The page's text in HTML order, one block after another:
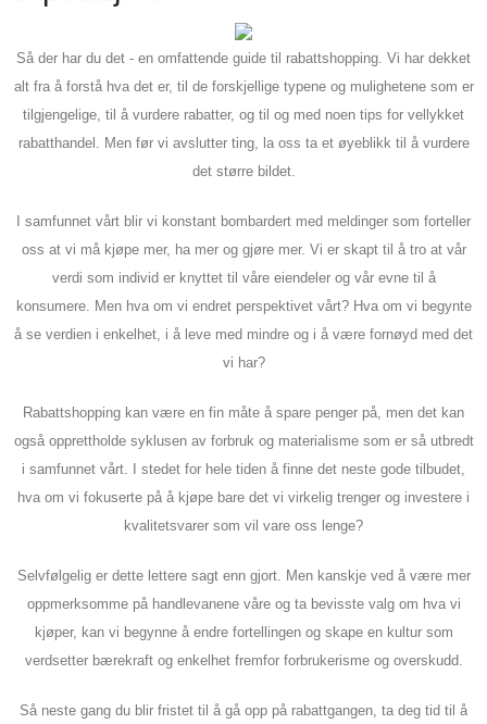
Så der har du det - en omfattende guide til rabattshopping. Vi har dekket
alt fra å forstå hva det er, til de forskjellige typene og mulighetene som er
tilgjengelige, til å vurdere rabatter, og til og med noen tips for vellykket
rabatthandel. Men før vi avslutter ting, la oss ta et øyeblikk til å vurdere
det større bildet.
I samfunnet vårt blir vi konstant bombardert med meldinger som forteller
oss at vi må kjøpe mer, ha mer og gjøre mer. Vi er skapt til å tro at vår
verdi som individ er knyttet til våre eiendeler og vår evne til å
konsumere. Men hva om vi endret perspektivet vårt? Hva om vi begynte
å se verdien i enkelhet, i å leve med mindre og i å være fornøyd med det
vi har?
Rabattshopping kan være en fin måte å spare penger på, men det kan
også opprettholde syklusen av forbruk og materialisme som er så utbredt
i samfunnet vårt. I stedet for hele tiden å finne det neste gode tilbudet,
hva om vi fokuserte på å kjøpe bare det vi virkelig trenger og investere i
kvalitetsvarer som vil vare oss lenge?
Selvfølgelig er dette lettere sagt enn gjort. Men kanskje ved å være mer
oppmerksomme på handlevanene våre og ta bevisste valg om hva vi
kjøper, kan vi begynne å endre fortellingen og skape en kultur som
verdsetter bærekraft og enkelhet fremfor forbrukerisme og overskudd.
Så neste gang du blir fristet til å gå opp på rabattgangen, ta deg tid til å